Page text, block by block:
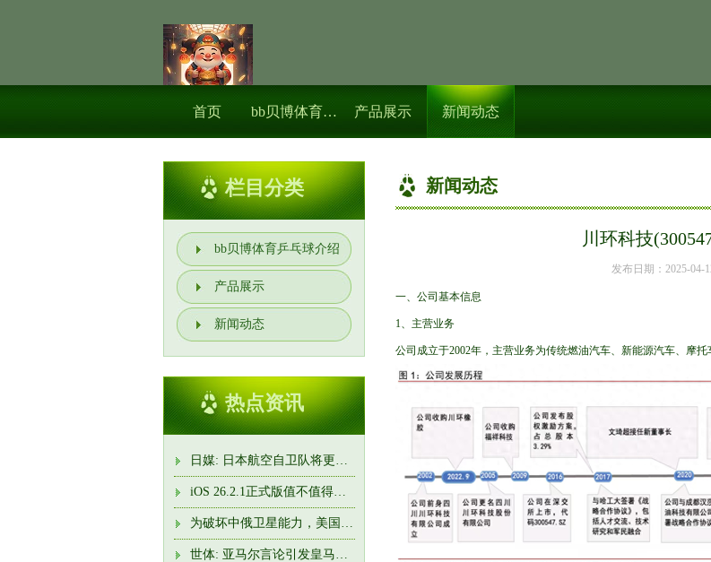
首页 bb贝博体育乒乓球介绍 产品展示 新闻动态
栏目分类
bb贝博体育乒乓球介绍
产品展示
新闻动态
热点资讯
日媒: 日本航空自卫队将更名“航空宇宙自卫队”
iOS 26.2.1正式版值不值得升? 实测后发现, 这是近两年最稳的一版
为破坏中俄卫星能力，美国太空军“三剑客”新装备接近部署完
世体: 亚马尔言论引发皇马队内强烈不满! 卡瓦哈尔准备约谈他
新闻动态
川环科技
发布日期：2025-
一、公司基本信息
1、主营业务
公司成立于2002年，主营业务为传统燃油汽车、新能源汽车、摩